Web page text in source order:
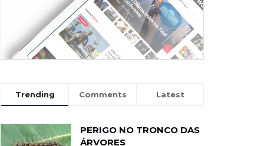
Trending Comments Latest
PERIGO NO TRONCO DAS
ÁRVORES